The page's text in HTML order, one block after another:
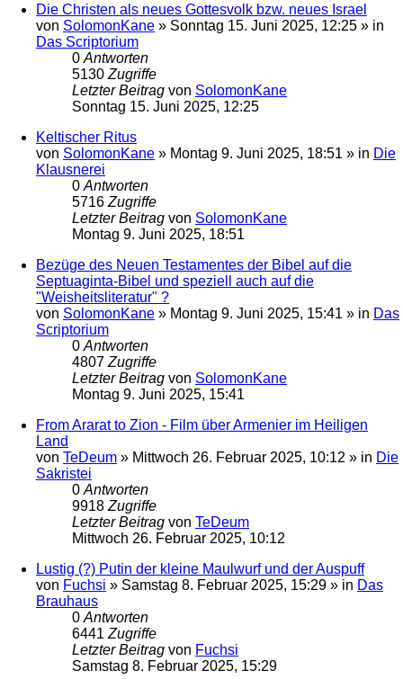
Die Christen als neues Gottesvolk bzw. neues Israel
von SolomonKane » Sonntag 15. Juni 2025, 12:25 » in
Das Scriptorium
0 Antworten
5130 Zugriffe
Letzter Beitrag von SolomonKane
Sonntag 15. Juni 2025, 12:25
Keltischer Ritus
von SolomonKane » Montag 9. Juni 2025, 18:51 » in Die
Klausnerei
0 Antworten
5716 Zugriffe
Letzter Beitrag von SolomonKane
Montag 9. Juni 2025, 18:51
Bezüge des Neuen Testamentes der Bibel auf die
Septuaginta-Bibel und speziell auch auf die
"Weisheitsliteratur" ?
von SolomonKane » Montag 9. Juni 2025, 15:41 » in Das
Scriptorium
0 Antworten
4807 Zugriffe
Letzter Beitrag von SolomonKane
Montag 9. Juni 2025, 15:41
From Ararat to Zion - Film über Armenier im Heiligen
Land
von TeDeum » Mittwoch 26. Februar 2025, 10:12 » in Die
Sakristei
0 Antworten
9918 Zugriffe
Letzter Beitrag von TeDeum
Mittwoch 26. Februar 2025, 10:12
Lustig (?) Putin der kleine Maulwurf und der Auspuff
von Fuchsi » Samstag 8. Februar 2025, 15:29 » in Das
Brauhaus
0 Antworten
6441 Zugriffe
Letzter Beitrag von Fuchsi
Samstag 8. Februar 2025, 15:29